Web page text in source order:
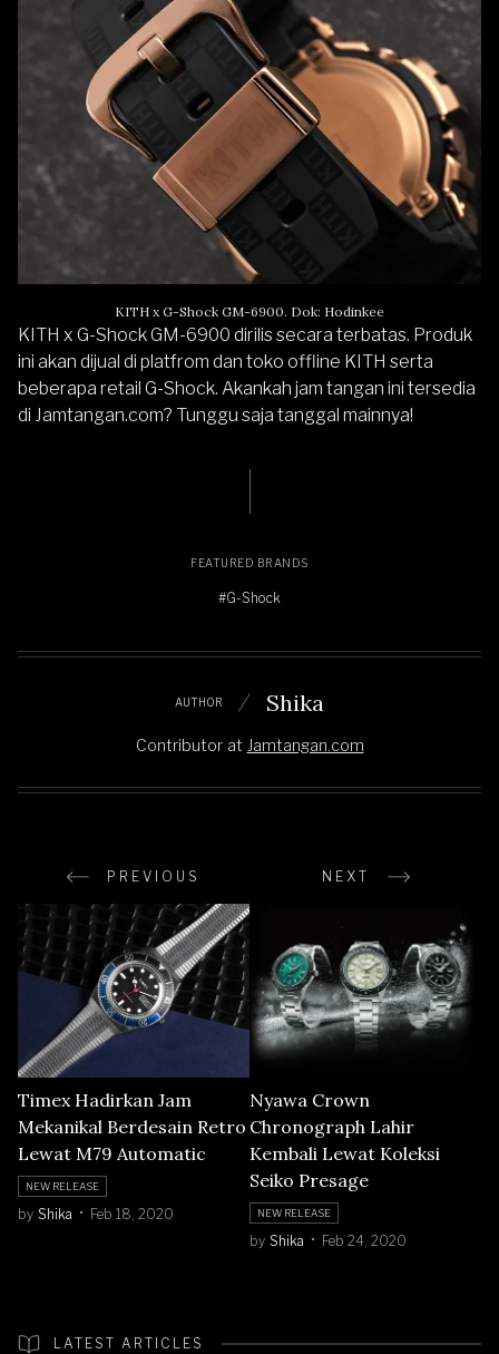
KITH x G-Shock GM-6900. Dok: Hodinkee
KITH x G-Shock GM-6900 dirilis secara terbatas. Produk
ini akan dijual di platfrom dan toko offline KITH serta
beberapa retail G-Shock. Akankah jam tangan ini tersedia
di Jamtangan.com? Tunggu saja tanggal mainnya!
FEATURED BRANDS
#G-Shock
AUTHOR Shika
Contributor at Jamtangan.com
PREVIOUS NEXT
Timex Hadirkan Jam
Mekanikal Berdesain Retro
Lewat M79 Automatic
NEW RELEASE
by Shika Feb 18, 2020
Nyawa Crown
Chronograph Lahir
Kembali Lewat Koleksi
Seiko Presage
NEW RELEASE
by Shika Feb 24, 2020
LATEST ARTICLES